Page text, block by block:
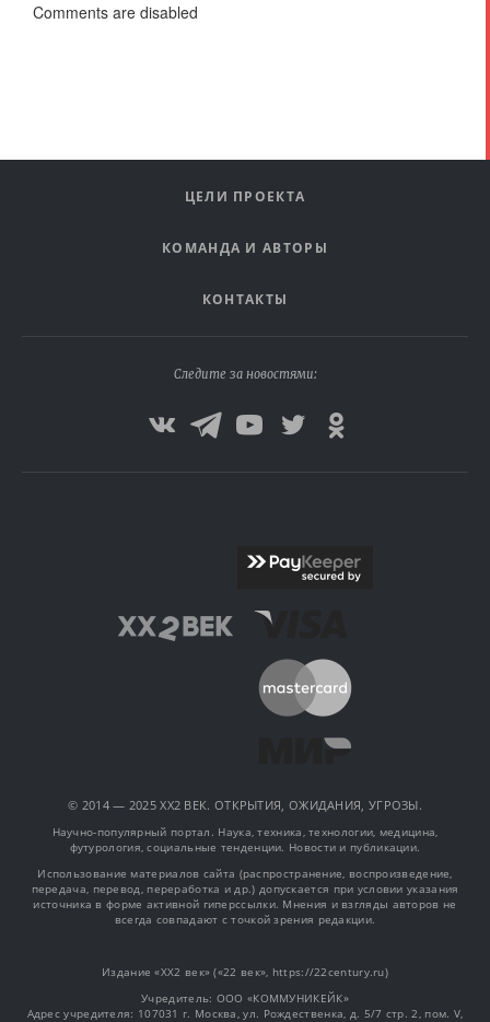
Comments are disabled
ЦЕЛИ ПРОЕКТА
КОМАНДА И АВТОРЫ
КОНТАКТЫ
Следите за новостями:
© 2014 — 2025 XX2 ВЕК. ОТКРЫТИЯ, ОЖИДАНИЯ, УГРОЗЫ.
Научно-популярный портал. Наука, техника, технологии, медицина,
футурология, социальные тенденции. Новости и публикации.
Использование материалов сайта (распространение, воспроизведение,
передача, перевод, переработка и др.) допускается при условии указания
источника в форме активной гиперссылки. Мнения и взгляды авторов не
всегда совпадают с точкой зрения редакции.
Издание «XX2 век» («22 век», https://22century.ru)
Учредитель: OOO «КОММУНИКЕЙК»
Адрес учредителя: 107031 г. Москва, ул. Рождественка, д. 5/7 стр. 2, пом. V,